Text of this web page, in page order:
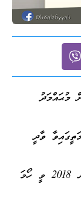
މުޙައްމަދު
އިރުމަތީގައިވާ ވާދީ
އަވަހާރަވީ: 21 މުޙައްރަމް 1440 – 01 އޮކްޓޯބަރ 2018 ވީ ހޯމަ